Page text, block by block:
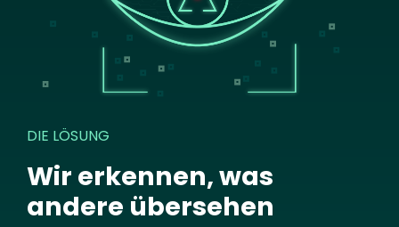
DIE LÖSUNG
Wir erkennen, was
andere übersehen